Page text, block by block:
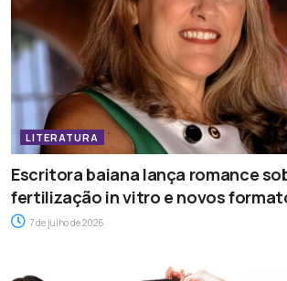
LITERATURA
Escritora baiana lança romance
fertilização in vitro e novos
7 de julho de 2026